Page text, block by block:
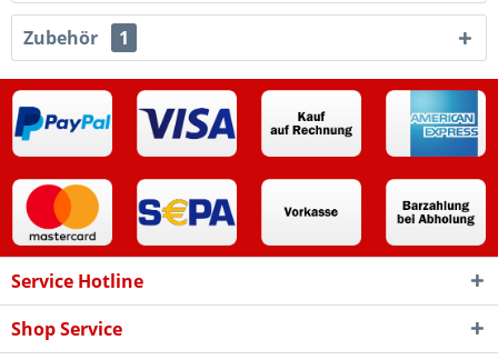
Zubehör 1
Service Hotline
Shop Service